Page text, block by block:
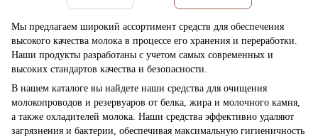
Мы предлагаем широкий ассортимент средств для обеспечения
высокого качества молока в процессе его хранения и переработки.
Наши продукты разработаны с учетом самых современных и
высоких стандартов качества и безопасности.
В нашем каталоге вы найдете наши средства для очищения
молокопроводов и резервуаров от белка, жира и молочного камня,
а также охладителей молока. Наши средства эффективно удаляют
загрязнения и бактерии, обеспечивая максимальную гигиеничность